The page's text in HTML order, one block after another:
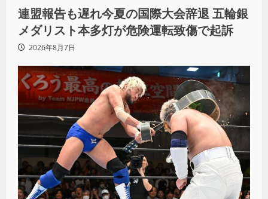
連盟報告も遅れ今夏の国際大会辞退 五輪銀
メダリスト本多灯が危険運転致傷で起訴
2026年8月7日